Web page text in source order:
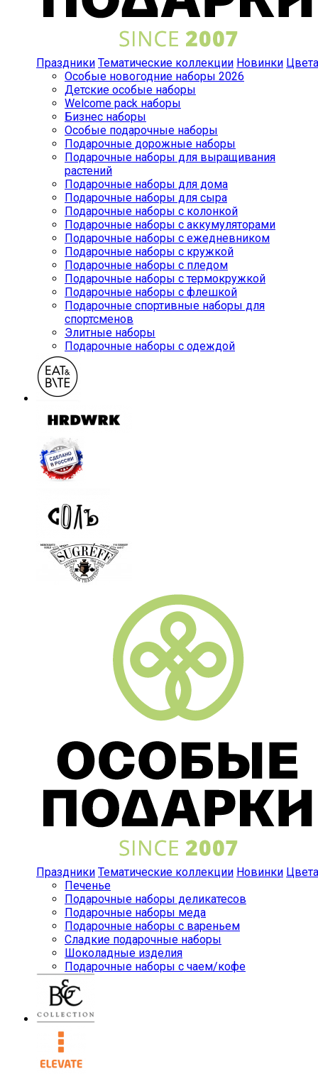
Праздники Тематические коллекции Новинки Цвета
Особые новогодние наборы 2026
Детские особые наборы
Welcome pack наборы
Бизнес наборы
Особые подарочные наборы
Подарочные дорожные наборы
Подарочные наборы для выращивания
растений
Подарочные наборы для дома
Подарочные наборы для сыра
Подарочные наборы с колонкой
Подарочные наборы с аккумуляторами
Подарочные наборы с ежедневником
Подарочные наборы с кружкой
Подарочные наборы с пледом
Подарочные наборы с термокружкой
Подарочные наборы с флешкой
Подарочные спортивные наборы для
спортсменов
Элитные наборы
Подарочные наборы с одеждой
Праздники Тематические коллекции Новинки Цвета
Печенье
Подарочные наборы деликатесов
Подарочные наборы меда
Подарочные наборы с вареньем
Сладкие подарочные наборы
Шоколадные изделия
Подарочные наборы с чаем/кофе